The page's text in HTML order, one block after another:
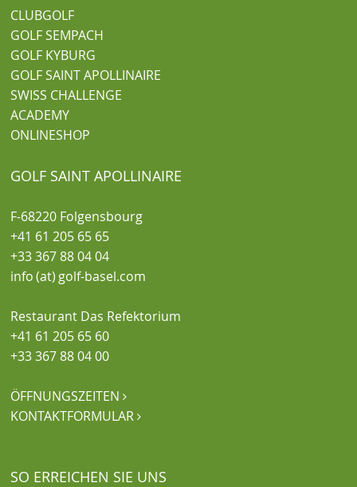
CLUBGOLF
GOLF SEMPACH
GOLF KYBURG
GOLF SAINT APOLLINAIRE
SWISS CHALLENGE
ACADEMY
ONLINESHOP
GOLF SAINT APOLLINAIRE
F-68220 Folgensbourg
+41 61 205 65 65
+33 367 88 04 04
info (at) golf-basel.com
Restaurant Das Refektorium
+41 61 205 65 60
+33 367 88 04 00
ÖFFNUNGSZEITEN
KONTAKTFORMULAR
SO ERREICHEN SIE UNS